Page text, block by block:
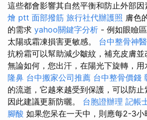
這些都會影響其自然平衡和防止外部因
燴 ptt 面部撥筋 旅行社代辦護照 膚色
的需求 yahoo關鍵字分析 - 例如眼瞼
太陽或霜凍損害更敏感。 台中整骨神醫
抗粉霜可以幫助減少皺紋，補充皮膚並
無論如何，您出汗，在陽光下旋轉，用
隆鼻 台中搬家公司推薦 台中整骨價錢
的流逝，它越來越受到保護，可以防止
因此建議更新防曬。 台胞證辦理 記帳
腳酸 如果您呆在一天中，則應每2-3小